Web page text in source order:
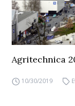
Agritechnica
10/30/2019